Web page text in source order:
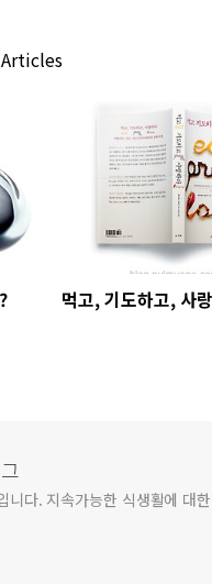
먹고, 기도하고, 사
니다. 지속가능한 식생활에 대